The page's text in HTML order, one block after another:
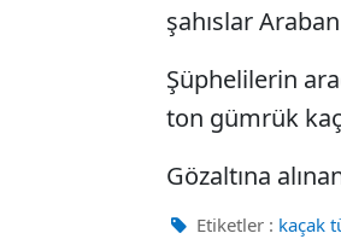
şahıslar
Şüphelilerin
ton gümrük
Gözaltına
Etiketler : kaçak